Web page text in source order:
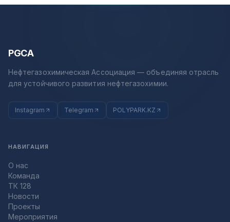
PGCA
Нефтегазохимическая Ассоциация — объединяя отрасль
для устойчивого развития нефтегазохимии.
Instagram Telegram POLYPARK.KZ
НАВИГАЦИЯ
О нас
Команда
ТК 128
Новости
Проекты
Мероприятия